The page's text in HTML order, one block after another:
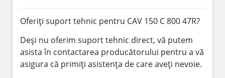
Oferiți suport tehnic pentru CAV 150 C 800 47R?
Deși nu oferim suport tehnic direct, vă putem
asista în contactarea producătorului pentru a vă
asigura că primiți asistența de care aveți nevoie.